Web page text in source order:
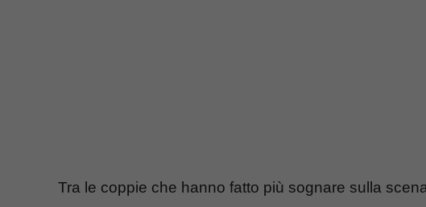
Tra le coppie che hanno fatto più sognare sulla